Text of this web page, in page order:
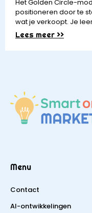
Het Golden Circle-
positioneren door te
wat je verkoopt. Je
Lees meer >>
Menu
Contact
AI-ontwikkelingen